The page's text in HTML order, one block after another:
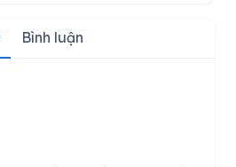
Bình luận